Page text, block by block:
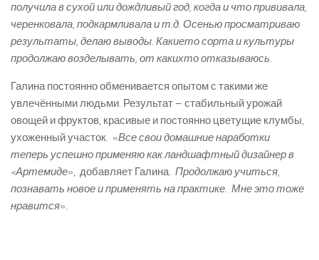
получила в сухой или дождливый год, когда и что прививала,
черенковала, подкармливала и т.д. Осенью просматриваю
результаты, делаю выводы. Какие­то сорта и культуры
продолжаю возделывать, от каких­то отказываюсь.
Галина постоянно обменивается опытом с такими же
увлечёнными людьми. Результат – стабильный урожай
овощей и фруктов, красивые и постоянно цветущие клумбы,
ухоженный участок. «Все свои домашние наработки
теперь успешно применяю как ландшафтный дизайнер в
«Артемиде», ­ добавляет Галина. ­ Продолжаю учиться,
познавать новое и применять на практике. Мне это тоже
нравится».